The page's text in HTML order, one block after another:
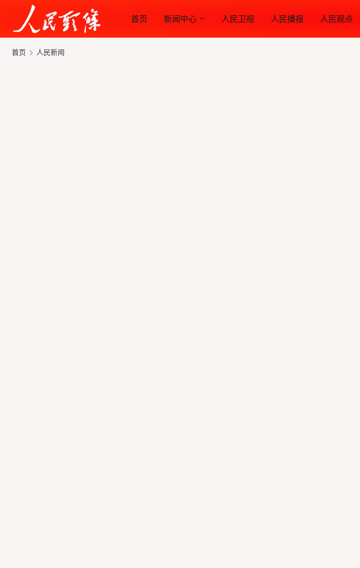
首页 新闻中心 人民卫视 人民播报 人民观点
首页 人民新闻